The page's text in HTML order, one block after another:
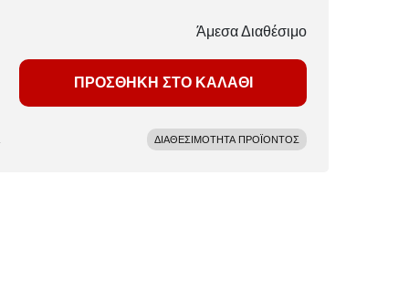
Άμεσα Διαθέσιμο
ΠΡΟΣΘΗΚΗ ΣΤΟ ΚΑΛΑΘΙ
ΔΙΑΘΕΣΙΜΟΤΗΤΑ ΠΡΟΪΟΝΤΟΣ